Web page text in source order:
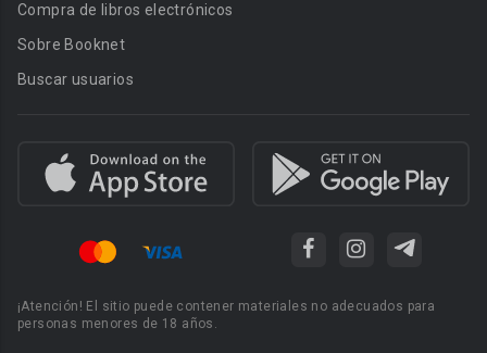
Compra de libros electrónicos
Sobre Booknet
Buscar usuarios
¡Atención! El sitio puede contener materiales no adecuados para
personas menores de 18 años.